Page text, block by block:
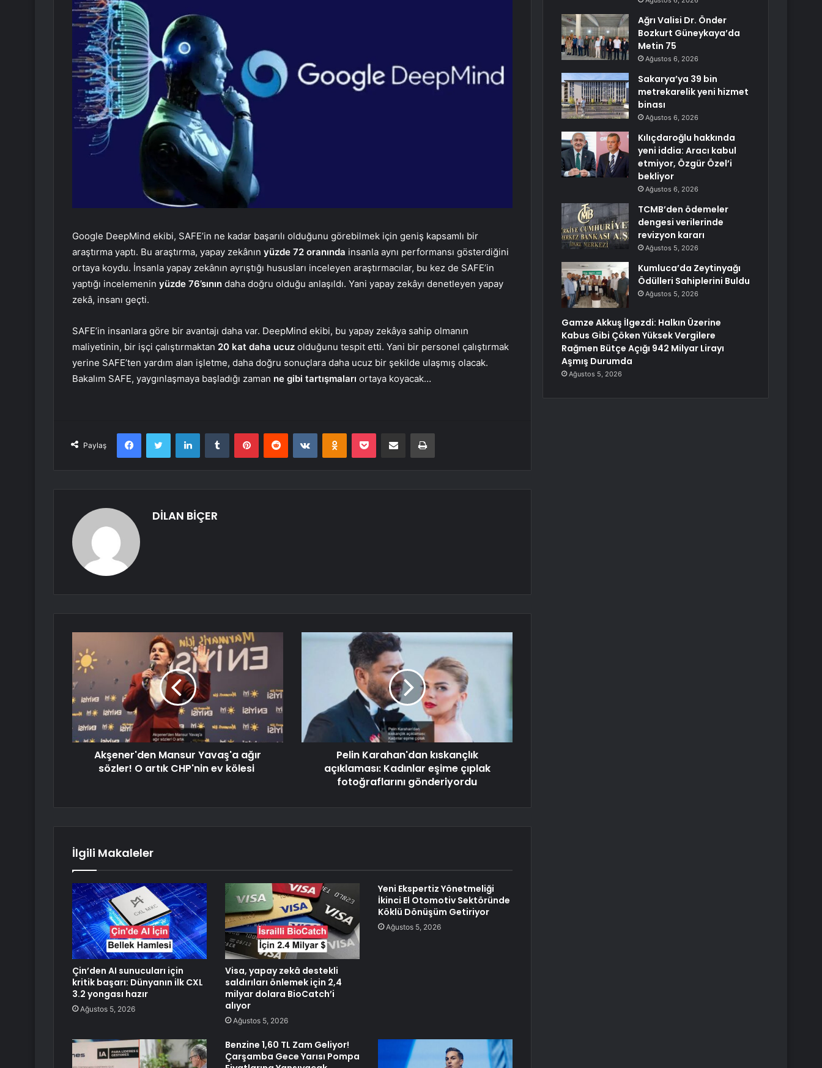
Google DeepMind ekibi, SAFE’in ne kadar başarılı olduğunu görebilmek için geniş kapsamlı bir
araştırma yaptı. Bu araştırma, yapay zekânın yüzde 72 oranında insanla aynı performansı gösterdiğini
ortaya koydu. İnsanla yapay zekânın ayrıştığı hususları inceleyen araştırmacılar, bu kez de SAFE’in
yaptığı incelemenin yüzde 76’sının daha doğru olduğu anlaşıldı. Yani yapay zekâyı denetleyen yapay
zekâ, insanı geçti.
SAFE’in insanlara göre bir avantajı daha var. DeepMind ekibi, bu yapay zekâya sahip olmanın
maliyetinin, bir işçi çalıştırmaktan 20 kat daha ucuz olduğunu tespit etti. Yani bir personel çalıştırmak
yerine SAFE’ten yardım alan işletme, daha doğru sonuçlara daha ucuz bir şekilde ulaşmış olacak.
Bakalım SAFE, yaygınlaşmaya başladığı zaman ne gibi tartışmaları ortaya koyacak…
Paylaş
FacebookTwitter LinkedInTumblr PinterestReddit VKontakteOdnoklassniki
Pocket E-Posta ile paylaş Yazdır
DİLAN BİÇER
Akşener'den Mansur Yavaş'a ağır
sözler! O artık CHP'nin ev kölesi
Pelin Karahan'dan kıskançlık
açıklaması: Kadınlar eşime çıplak
fotoğraflarını gönderiyordu
İlgili Makaleler
Çin’den AI sunucuları için
kritik başarı: Dünyanın ilk CXL
3.2 yongası hazır
Ağustos 5, 2026
Visa, yapay zekâ destekli
saldırıları önlemek için 2,4
milyar dolara BioCatch’i
alıyor
Ağustos 5, 2026
Yeni Ekspertiz Yönetmeliği
İkinci El Otomotiv Sektöründe
Köklü Dönüşüm Getiriyor
Ağustos 5, 2026
Benzine 1,60 TL Zam Geliyor!
Çarşamba Gece Yarısı Pompa
Ağrı Valisi Dr. Önder
Bozkurt Güneykaya’da
Metin 75
Ağustos 6, 2026
Sakarya’ya 39 bin
metrekarelik yeni hizmet
binası
Ağustos 6, 2026
Kılıçdaroğlu hakkında
yeni iddia: Aracı kabul
etmiyor, Özgür Özel’i
bekliyor
Ağustos 6, 2026
TCMB’den ödemeler
dengesi verilerinde
revizyon kararı
Ağustos 5, 2026
Kumluca’da Zeytinyağı
Ödülleri Sahiplerini Buldu
Ağustos 5, 2026
Gamze Akkuş İlgezdi: Halkın Üzerine
Kabus Gibi Çöken Yüksek Vergilere
Rağmen Bütçe Açığı 942 Milyar Lirayı
Aşmış Durumda
Ağustos 5, 2026